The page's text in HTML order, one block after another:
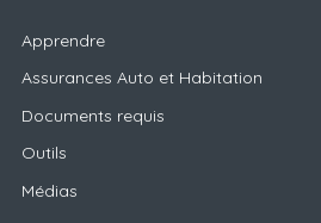
Apprendre
Assurances Auto et Habitation
Documents requis
Outils
Médias